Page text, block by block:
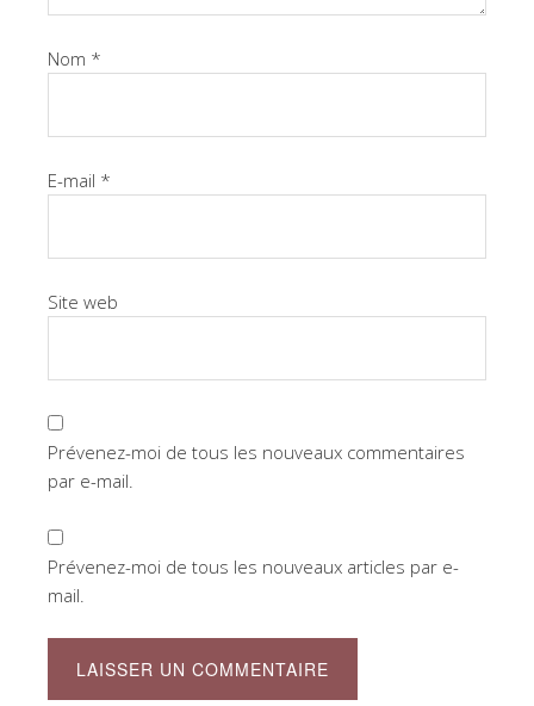
Nom *
E-mail *
Site web
Prévenez-moi de tous les nouveaux commentaires
par e-mail.
Prévenez-moi de tous les nouveaux articles par e-
mail.